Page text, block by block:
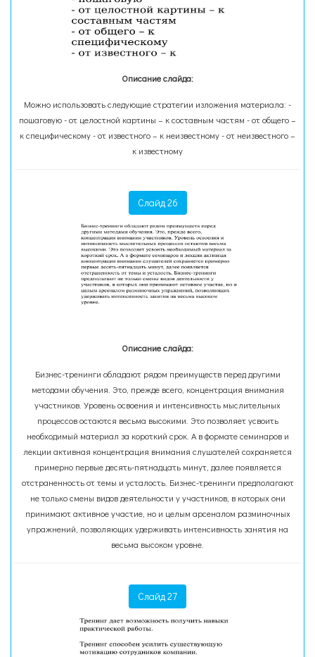
Описание слайда:
Можно использовать следующие стратегии изложения материала: -
пошаговую - от целостной картины – к составным частям - от общего –
к специфическому - от известного – к неизвестному - от неизвестного –
к известному
Слайд 26
Описание слайда:
Бизнес-тренинги обладают рядом преимуществ перед другими
методами обучения. Это, прежде всего, концентрация внимания
участников. Уровень освоения и интенсивность мыслительных
процессов остаются весьма высокими. Это позволяет усвоить
необходимый материал за короткий срок. А в формате семинаров и
лекции активная концентрация внимания слушателей сохраняется
примерно первые десять-пятнадцать минут, далее появляется
отстраненность от темы и усталость. Бизнес-тренинги предполагают
не только смены видов деятельности у участников, в которых они
принимают активное участие, но и целым арсеналом разминочных
упражнений, позволяющих удерживать интенсивность занятия на
весьма высоком уровне.
Слайд 27